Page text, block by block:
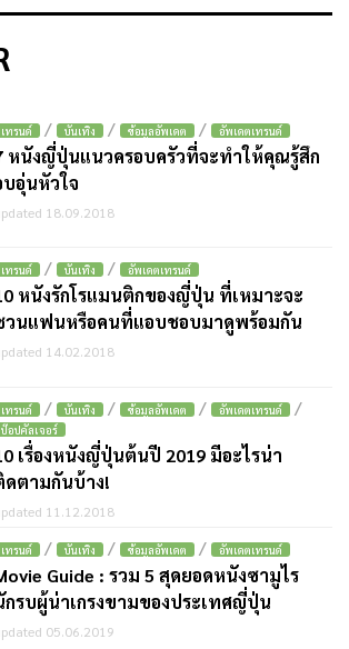
เทรนด์ / บันเทิง / ข้อมูลอัพเดต / อัพเดตเทรนด์
หนังญี่ปุ่นแนวครอบครัวที่จะทำให้คุณรู้สึก
บอุ่นหัวใจ
18.09.2018
เทรนด์ / บันเทิง / อัพเดตเทรนด์
หนังรักโรแมนติกของญี่ปุ่น ที่เหมาะจะ
วนแฟนหรือคนที่แอบชอบมาดูพร้อมกัน
14.02.2018
เทรนด์ / บันเทิง / ข้อมูลอัพเดต / อัพเดตเทรนด์ /
ป๊อปคัลเจอร์
เรื่องหนังญี่ปุ่นต้นปี 2019 มีอะไรน่า
ดตามกันบ้าง!
11.12.2018
เทรนด์ / บันเทิง / ข้อมูลอัพเดต / อัพเดตเทรนด์
Guide : รวม 5 สุดยอดหนังซามูไร
กรบผู้น่าเกรงขามของประเทศญี่ปุ่น
05.06.2019